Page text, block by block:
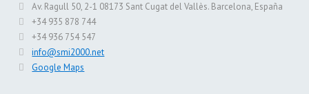
Av. Ragull 50, 2-1 08173 Sant Cugat del Vallès. Barcelona, España
+34 935 878 744
+34 936 754 547
info@smi2000.net
Google Maps